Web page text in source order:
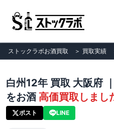
ストックラボお酒買取 ＞ 買取実績
白州12年 買取 大阪府
をお酒 高価買取しまし
ポスト LINE